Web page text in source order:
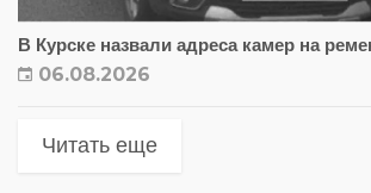
В Курске назвали адреса камер на
06.08.2026
Читать еще